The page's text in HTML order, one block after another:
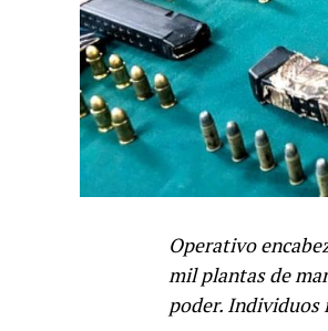
Operativo
mil plantas de
poder. Individuos